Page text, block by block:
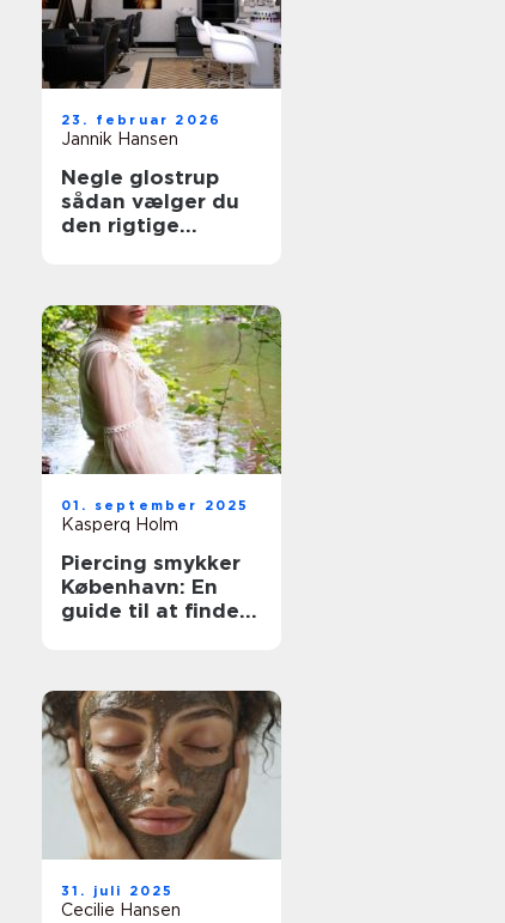
23. februar 2026
Jannik Hansen
Negle glostrup
sådan vælger du
den rigtige
01. september 2025
Kasperq Holm
Piercing smykker
København: En
guide til at finde
31. juli 2025
Cecilie Hansen